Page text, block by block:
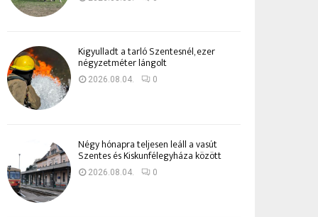
Kigyulladt a tarló Szentesnél, ezer
négyzetméter lángolt
2026.08.04. 0
Négy hónapra teljesen leáll a vasút
Szentes és Kiskunfélegyháza között
2026.08.04. 0